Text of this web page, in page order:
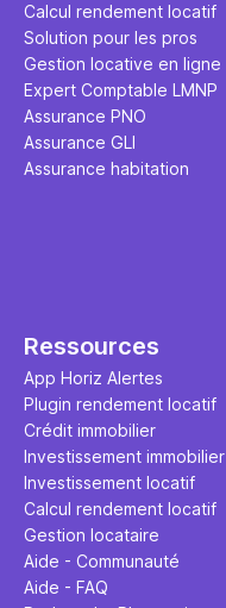
Calcul rendement locatif
Solution pour les pros
Gestion locative en ligne
Expert Comptable LMNP
Assurance PNO
Assurance GLI
Assurance habitation
Ressources
App Horiz Alertes
Plugin rendement locatif
Crédit immobilier
Investissement immobilier
Investissement locatif
Calcul rendement locatif
Gestion locataire
Aide - Communauté
Aide - FAQ